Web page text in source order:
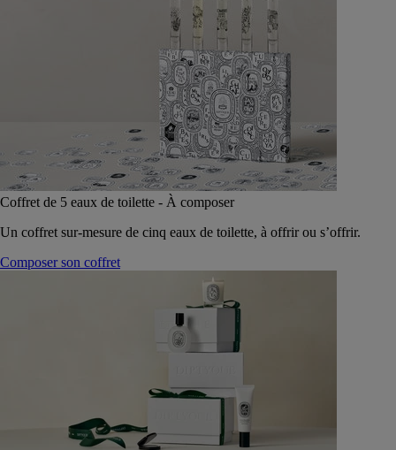
Coffret de 5 eaux de toilette - À composer
Un coffret sur-mesure de cinq eaux de toilette, à offrir ou s’offrir.
Composer son coffret